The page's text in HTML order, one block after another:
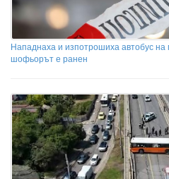
Нападнаха и изпотрошиха автобус на
шофьорът е ранен